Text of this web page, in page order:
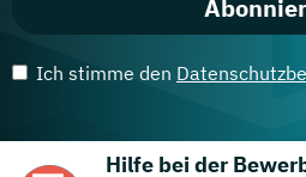
Ich stimme den
Hilfe bei der